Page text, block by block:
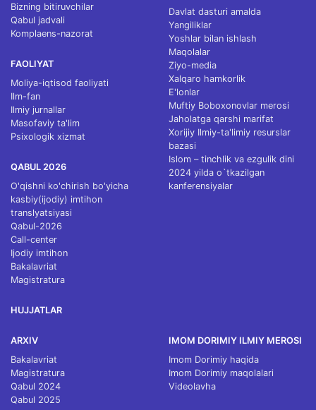
Bizning bitiruvchilar
Qabul jadvali
Komplaens-nazorat
FAOLIYAT
Moliya-iqtisod faoliyati
Ilm-fan
Ilmiy jurnallar
Masofaviy ta'lim
Psixologik xizmat
QABUL 2026
O'qishni ko'chirish bo'yicha
kasbiy(ijodiy) imtihon
translyatsiyasi
Qabul-2026
Call-center
Ijodiy imtihon
Bakalavriat
Magistratura
HUJJATLAR
Davlat dasturi amalda
Yangiliklar
Yoshlar bilan ishlash
Maqolalar
Ziyo-media
Xalqaro hamkorlik
E'lonlar
Muftiy Boboxonovlar merosi
Jaholatga qarshi marifat
Xorijiy Ilmiy-ta'limiy resurslar
bazasi
Islom – tinchlik va ezgulik dini
2024 yilda o`tkazilgan
kanferensiyalar
ARXIV
Bakalavriat
Magistratura
Qabul 2024
Qabul 2025
IMOM DORIMIY ILMIY MEROSI
Imom Dorimiy haqida
Imom Dorimiy maqolalari
Videolavha